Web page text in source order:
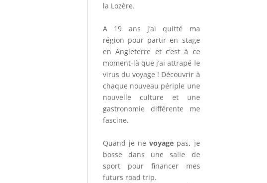
la Lozère.
A 19 ans j’ai quitté ma
région pour partir en stage
en Angleterre et c’est à ce
moment-là que j’ai attrapé le
virus du voyage ! Découvrir à
chaque nouveau périple une
nouvelle culture et une
gastronomie différente me
fascine.
Quand je nevoyage pas, je
bosse dans une salle de
sport pour financer mes
futurs road trip.